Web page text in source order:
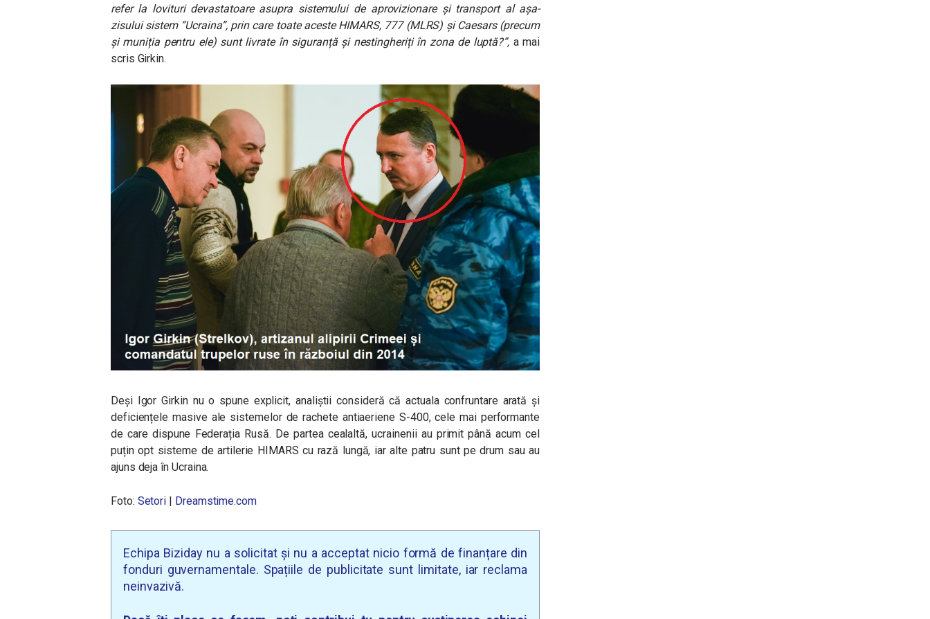
refer la lovituri devastatoare asupra sistemului de aprovizionare și transport al așa-
zisului sistem “Ucraina”, prin care toate aceste HIMARS, 777 (MLRS) și Caesars (precum
și muniția pentru ele) sunt livrate în siguranță și nestingheriți în zona de luptă?”, a mai
scris Girkin.
Deși Igor Girkin nu o spune explicit, analiștii consideră că actuala confruntare arată și
deficiențele masive ale sistemelor de rachete antiaeriene S-400, cele mai performante
de care dispune Federația Rusă. De partea cealaltă, ucrainenii au primit până acum cel
puțin opt sisteme de artilerie HIMARS cu rază lungă, iar alte patru sunt pe drum sau au
ajuns deja în Ucraina.
Foto: Setori | Dreamstime.com
Echipa Biziday nu a solicitat și nu a acceptat nicio formă de finanțare din
fonduri guvernamentale. Spațiile de publicitate sunt limitate, iar reclama
neinvazivă.